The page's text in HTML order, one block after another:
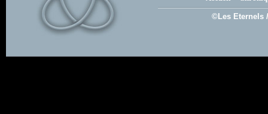
©Les Eternels